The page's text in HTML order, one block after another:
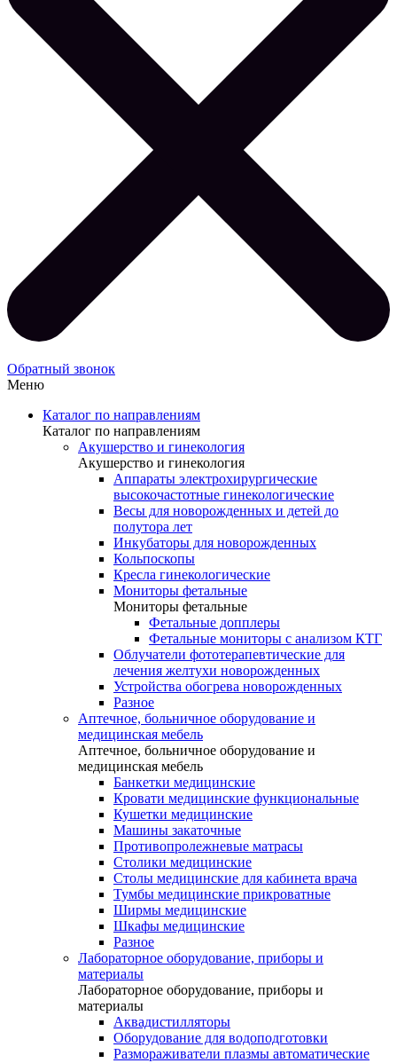
Обратный звонок
Меню
Каталог по направлениям
Каталог по направлениям
Акушерство и гинекология
Акушерство и гинекология
Аппараты электрохирургические
высокочастотные гинекологические
Весы для новорожденных и детей до
полутора лет
Инкубаторы для новорожденных
Кольпоскопы
Кресла гинекологические
Мониторы фетальные
Мониторы фетальные
Фетальные допплеры
Фетальные мониторы с анализом КТГ
Облучатели фототерапевтические для
лечения желтухи новорожденных
Устройства обогрева новорожденных
Разное
Аптечное, больничное оборудование и
медицинская мебель
Аптечное, больничное оборудование и
медицинская мебель
Банкетки медицинские
Кровати медицинские функциональные
Кушетки медицинские
Машины закаточные
Противопролежневые матрасы
Столики медицинские
Столы медицинские для кабинета врача
Тумбы медицинские прикроватные
Ширмы медицинские
Шкафы медицинские
Разное
Лабораторное оборудование, приборы и
материалы
Лабораторное оборудование, приборы и
материалы
Аквадистилляторы
Оборудование для водоподготовки
Размораживатели плазмы автоматические